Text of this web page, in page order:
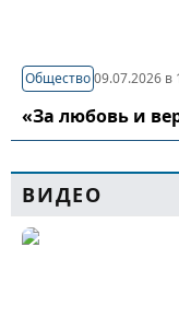
Общество09.07.2026 в
«За любовь и
ВИДЕО